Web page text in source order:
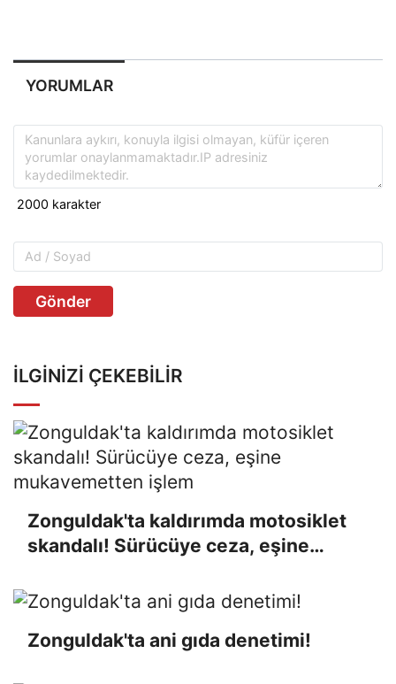
YORUMLAR
Gönder
İLGINIZI ÇEKEBILIR
Zonguldak'ta kaldırımda motosiklet
skandalı! Sürücüye ceza, eşine
Zonguldak'ta ani gıda denetimi!